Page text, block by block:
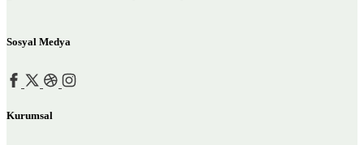
Sosyal Medya
Kurumsal